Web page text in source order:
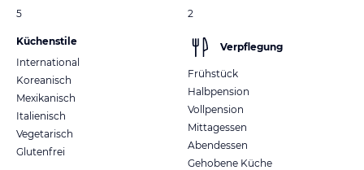
5
Küchenstile
International
Koreanisch
Mexikanisch
Italienisch
Vegetarisch
Glutenfrei
2
Verpflegung
Frühstück
Halbpension
Vollpension
Mittagessen
Abendessen
Gehobene Küche